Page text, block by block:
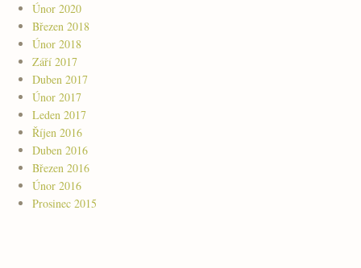
Únor 2020
Březen 2018
Únor 2018
Září 2017
Duben 2017
Únor 2017
Leden 2017
Říjen 2016
Duben 2016
Březen 2016
Únor 2016
Prosinec 2015